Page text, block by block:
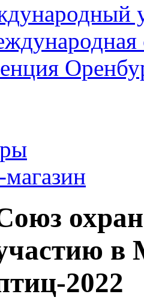
в
2022